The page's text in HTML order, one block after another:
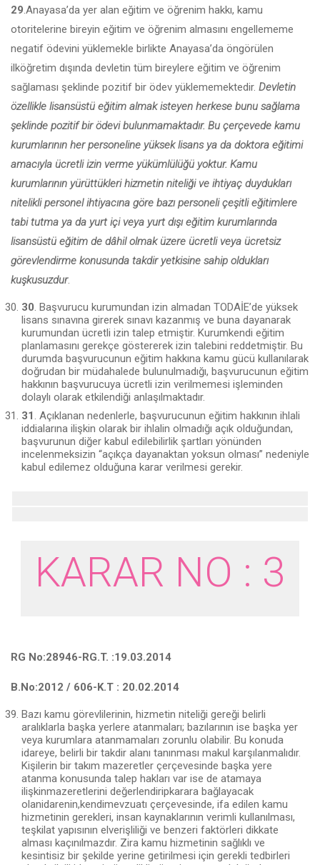
29.Anayasa’da yer alan eğitim ve öğrenim hakkı, kamu
otoritelerine bireyin eğitim ve öğrenim almasını engellememe
negatif ödevini yüklemekle bir­likte Anayasa’da öngörülen
ilköğretim dışında devletin tüm bireylere eğitim ve öğrenim
sağlaması şeklinde pozitif bir ödev yüklememektedir. Devletin
özellikle lisansüstü eğitim almak isteyen herkese bunu sağlama
şeklinde pozitif bir ödevi bulunmamaktadır. Bu çerçevede kamu
kurumlarının her personeline yüksek lisans ya da doktora eğitimi
amacıyla ücretli izin verme yükümlülüğü yoktur. Kamu
kurumlarının yürüttükleri hizmetin niteliği ve ihtiyaç duydu­kları
nitelikli personel ihtiyacına göre bazı personeli çeşitli eğitimlere
tabi tutma ya da yurt içi veya yurt dışı eğitim kurumlarında
lisansüstü eğitim de dâhil olmak üzere ücretli veya ücretsiz
görevlendirme konusunda takdir yet­kisine sahip oldukları
kuşkusuzdur.
30. Başvurucu kurumundan izin almadan TODAİE’de yüksek
lisans sına­vına girerek sınavı kazanmış ve buna dayanarak
kurumundan ücretli izin talep etmiştir. Kurumkendi eğitim
planlamasını gerekçe göstererek izin talebini red­detmiştir. Bu
durumda başvurucunun eğitim hakkına kamu gücü kullanılarak
doğrudan bir müdahalede bulunulmadığı, başvurucunun eğitim
hakkının başvurucuya ücretli izin verilmemesi işleminden
dolaylı olarak etkilendiği an­laşılmaktadır.
31 . Açıklanan nedenlerle, başvurucunun eğitim hakkının ihlali
iddialarına ilişkin olarak bir ihlalin olmadığı açık olduğundan,
başvurunun diğer kabul edi­lebilirlik şartları yönünden
incelenmeksizin “açıkça dayanaktan yoksun olması” nedeniyle
kabul edilemez olduğuna karar verilmesi gerekir.
KARAR NO : 3
RG No:28946-RG.T. :19.03.2014
B.No:2012 / 606-K.T : 20.02.2014
Bazı kamu görevlilerinin, hizmetin niteliği gereği belirli
aralıklarla başka yerlere atanmaları; bazılarının ise başka yer
veya kurumlara atanmamaları zorunlu olabilir. Bu konuda
idareye, belirli bir takdir alanı tanınması makul karşılanmalıdır.
Kişilerin bir takım mazeretler çerçevesinde başka yere
atanma konusunda talep hakları var ise de atamaya
ilişkinmazeretlerini değerlendiripkarara bağlayacak
olanidarenin,kendimevzuatı çerçevesinde, ifa edilen kamu
hizmetinin gerekleri, insan kaynaklarının verimli kullanılması,
teşkilat yapısının elverişliliği ve benzeri faktörleri dikkate
alması kaçınılmazdır. Zira kamu hiz­metinin sağlıklı ve
kesintisiz bir şekilde yerine getirilmesi için gerekli tedbirleri